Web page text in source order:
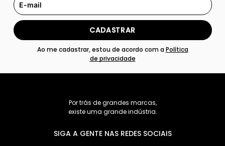
CADASTRAR
Ao me cadastrar, estou de acordo com aPolítica
de privacidade
Por trás de grandes marcas,
existe uma grande indústria.
SIGA A GENTE NAS REDES SOCIAIS